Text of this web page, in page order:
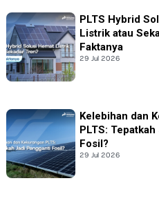
PLTS Hybrid
Listrik atau
Faktanya
29 Jul 2026
Kelebihan dan
PLTS:
Fosil?
29 Jul 2026